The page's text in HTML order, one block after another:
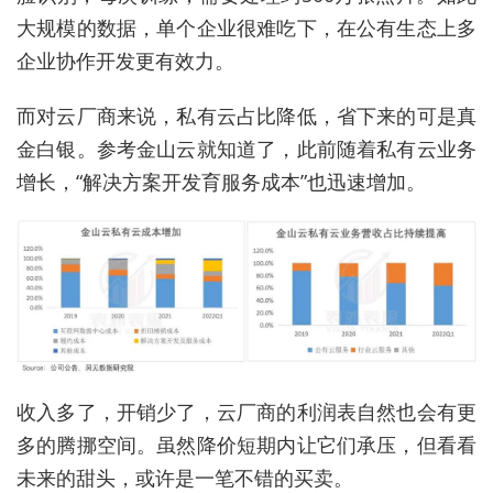
大规模的数据，单个企业很难吃下，在公有生态上多
企业协作开发更有效力。
而对云厂商来说，私有云占比降低，省下来的可是真
金白银。参考金山云就知道了，此前随着私有云业务
增长，“解决方案开发育服务成本”也迅速增加。
收入多了，开销少了，云厂商的利润表自然也会有更
多的腾挪空间。虽然降价短期内让它们承压，但看看
未来的甜头，或许是一笔不错的买卖。